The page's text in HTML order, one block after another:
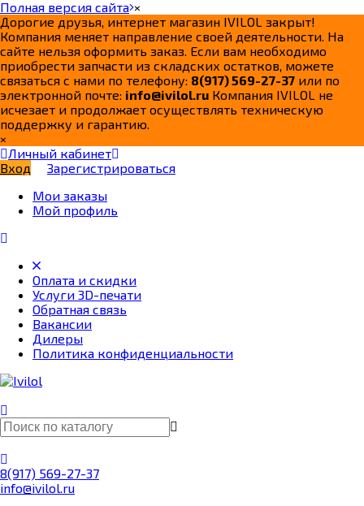
Полная версия сайта ×
Дорогие друзья, интернет магазин IVILOL закрыт!
Компания меняет направление своей деятельности. На
сайте нельзя оформить заказ. Если вам необходимо
приобрести запчасти из складских остатков, можете
связаться с нами по телефону: 8(917) 569-27-37 или по
электронной почте: info@ivilol.ru Компания IVILOL не
исчезает и продолжает осуществлять техническую
поддержку и гарантию.
×
Личный кабинет
Вход
Зарегистрироваться
Мои заказы
Мой профиль
Оплата и скидки
Услуги 3D-печати
Обратная связь
Вакансии
Дилеры
Политика конфиденциальности
8(917) 569-27-37
info@ivilol.ru